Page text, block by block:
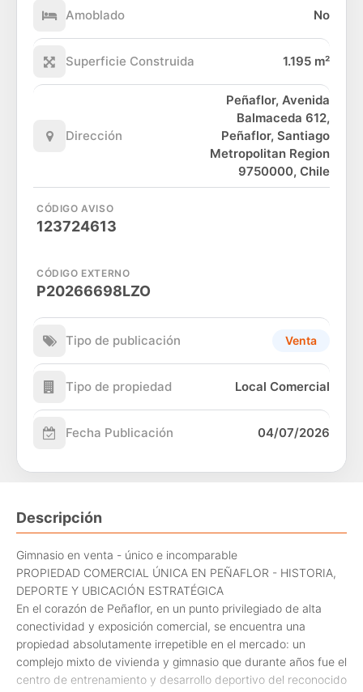
Amoblado No
Superficie Construida 1.195 m²
Dirección
Peñaflor, Avenida
Balmaceda 612,
Peñaflor, Santiago
Metropolitan Region
9750000, Chile
CÓDIGO AVISO
123724613
CÓDIGO EXTERNO
P20266698LZO
Tipo de publicación Venta
Tipo de propiedad Local Comercial
Fecha Publicación 04/07/2026
Descripción
Gimnasio en venta - único e incomparable
PROPIEDAD COMERCIAL ÚNICA EN PEÑAFLOR - HISTORIA,
DEPORTE Y UBICACIÓN ESTRATÉGICA
En el corazón de Peñaflor, en un punto privilegiado de alta
conectividad y exposición comercial, se encuentra una
propiedad absolutamente irrepetible en el mercado: un
complejo mixto de vivienda y gimnasio que durante años fue el
centro de entrenamiento y desarrollo deportivo del reconocido